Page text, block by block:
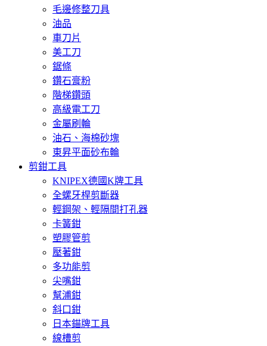
毛邊修整刀具
油品
車刀片
美工刀
鋸條
鑽石膏粉
階梯鑽頭
高級電工刀
金屬刷輪
油石、海棉砂塊
東昇平面砂布輪
剪鉗工具
KNIPEX德國K牌工具
全螺牙桿剪斷器
輕鋼架、輕隔間打孔器
卡簧鉗
塑膠管剪
壓著鉗
多功能剪
尖嘴鉗
幫浦鉗
斜口鉗
日本錨牌工具
線槽剪